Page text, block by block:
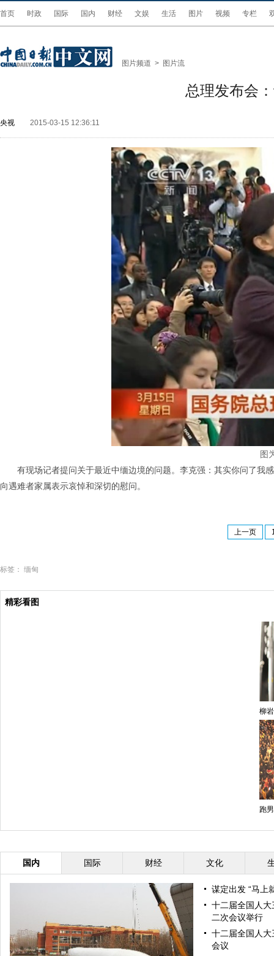
首页 时政 国际 国内 财经 文娱 生活 图片 视频 专栏
图片频道 > 图片流
总理发布会
央视 2015-03-15 12:36:11
图
有现场记者提问关于最近中缅边境的问题。李克强：其实你问了我
向遇难者家属表示哀悼和深切的慰问。
上一页
标签： 缅甸
精彩看图
柳
跑
国内 国际 财经 文化
谋定出发 “马上
十二届全国人
二次会议举行
十二届全国人
会议